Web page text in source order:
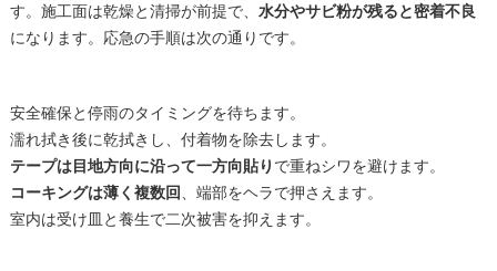
す。施工面は乾燥と清掃が前提で、 水分やサビ粉が残ると密着不良
になります。応急の手順は次の通りです。
安全確保と停雨のタイミングを待ちます。
濡れ拭き後に乾拭きし、付着物を除去します。
テープは目地方向に沿って一方向貼りで重ねシワを避けます。
コーキングは薄く複数回、端部をヘラで押さえます。
室内は受け皿と養生で二次被害を抑えます。